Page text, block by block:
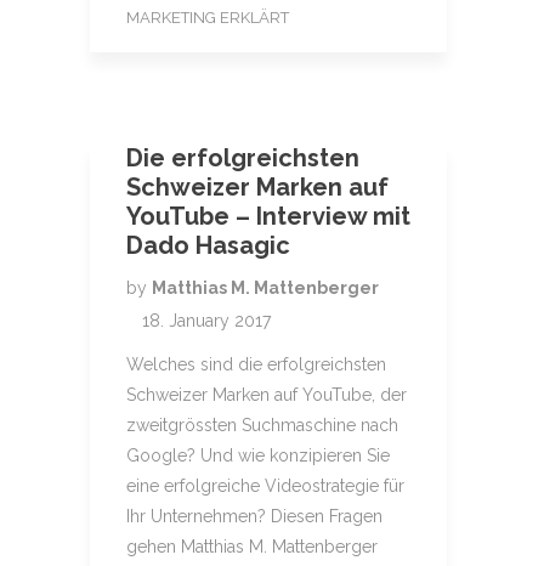
MARKETING ERKLÄRT
Die erfolgreichsten
Schweizer Marken auf
YouTube – Interview mit
Dado Hasagic
by Matthias M. Mattenberger
18. January 2017
Welches sind die erfolgreichsten
Schweizer Marken auf YouTube, der
zweitgrössten Suchmaschine nach
Google? Und wie konzipieren Sie
eine erfolgreiche Videostrategie für
Ihr Unternehmen? Diesen Fragen
gehen Matthias M. Mattenberger